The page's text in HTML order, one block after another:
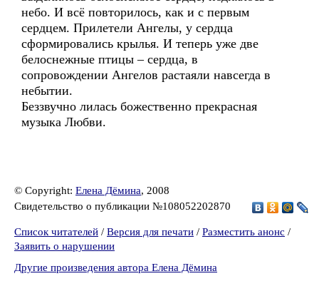
небо. И всё повторилось, как и с первым
сердцем. Прилетели Ангелы, у сердца
сформировались крылья. И теперь уже две
белоснежные птицы – сердца, в
сопровождении Ангелов растаяли навсегда в
небытии.
Беззвучно лилась божественно прекрасная
музыка Любви.
© Copyright: Елена Дёмина, 2008
Свидетельство о публикации №108052202870
Список читателей / Версия для печати / Разместить анонс /
Заявить о нарушении
Другие произведения автора Елена Дёмина